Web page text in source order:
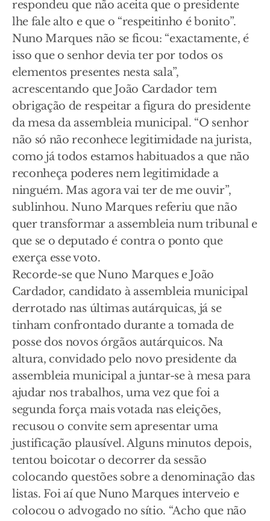
respondeu que não aceita que o presidente
lhe fale alto e que o “respeitinho é bonito”.
Nuno Marques não se ficou: “exactamente, é
isso que o senhor devia ter por todos os
elementos presentes nesta sala”,
acrescentando que João Cardador tem
obrigação de respeitar a figura do presidente
da mesa da assembleia municipal. “O senhor
não só não reconhece legitimidade na jurista,
como já todos estamos habituados a que não
reconheça poderes nem legitimidade a
ninguém. Mas agora vai ter de me ouvir”,
sublinhou. Nuno Marques referiu que não
quer transformar a assembleia num tribunal e
que se o deputado é contra o ponto que
exerça esse voto.
Recorde-se que Nuno Marques e João
Cardador, candidato à assembleia municipal
derrotado nas últimas autárquicas, já se
tinham confrontado durante a tomada de
posse dos novos órgãos autárquicos. Na
altura, convidado pelo novo presidente da
assembleia municipal a juntar-se à mesa para
ajudar nos trabalhos, uma vez que foi a
segunda força mais votada nas eleições,
recusou o convite sem apresentar uma
justificação plausível. Alguns minutos depois,
tentou boicotar o decorrer da sessão
colocando questões sobre a denominação das
listas. Foi aí que Nuno Marques interveio e
colocou o advogado no sítio. “Acho que não